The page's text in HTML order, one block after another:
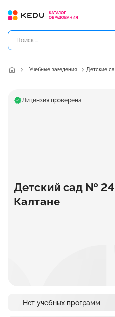
Учебные заведения Детские
Лицензия проверена
Детский сад №
Калтане
Нет учебных программ